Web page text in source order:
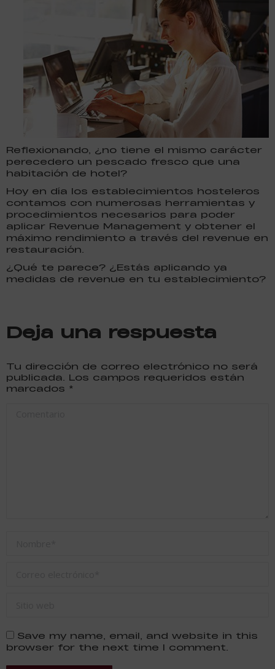
Reflexionando, ¿no tiene el mismo carácter
perecedero un pescado fresco que una
habitación de hotel?
Hoy en día los establecimientos hosteleros
contamos con numerosas herramientas y
procedimientos necesarios para poder
aplicar Revenue Management y obtener el
máximo rendimiento a través del revenue en
restauración.
¿Qué te parece? ¿Estás aplicando ya
medidas de revenue en tu establecimiento?
Deja una respuesta
Tu dirección de correo electrónico no será
publicada. Los campos requeridos están
marcados *
Save my name, email, and website in this
browser for the next time I comment.